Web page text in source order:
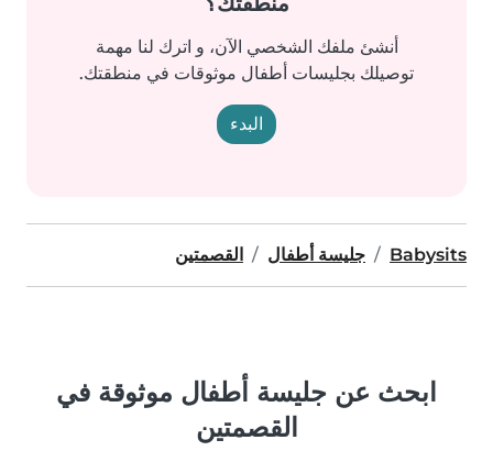
أنشئ ملفك الشخصي الآن، و اترك لنا مهمة
توصيلك بجليسات أطفال موثوقات في منطقتك.
البدء
Babysits جليسة أطفال القصمتين
ابحث عن جليسة أطفال موثوقة في
القصمتين